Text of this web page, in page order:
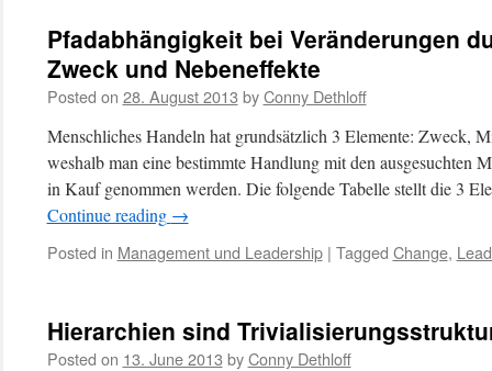
Pfadabhängigkeit bei Veränderungen
Zweck und Nebeneffekte
Posted on 28. August 2013 by Conny Dethloff
Menschliches Handeln hat grundsätzlich 3 Elemente: Zweck,
weshalb man eine bestimmte Handlung mit den ausgesuchten
in Kauf genommen werden. Die folgende Tabelle stellt die 3
Continue reading →
Posted in Management und Leadership | Tagged Change,
Hierarchien sind
Posted on 13. June 2013 by Conny Dethloff